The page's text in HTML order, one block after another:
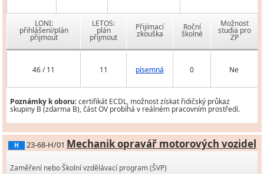
LONI:
přihlášení/plán
přijmout
LETOS:
plán
přijmout
Přijímací
zkouška
Roční
školné
Možnost
studia pro
ZP
46 / 11 11 písemná 0 Ne
Poznámky k oboru:certifikát ECDL, možnost získat řidičský průkaz
skupiny B (zdarma B), část OV probíhá v reálném pracovním prostředí.
H 23-68-H/01 Mechanik opravář motorových vozidel
Zaměření nebo Školní vzdělávací program (ŠVP)